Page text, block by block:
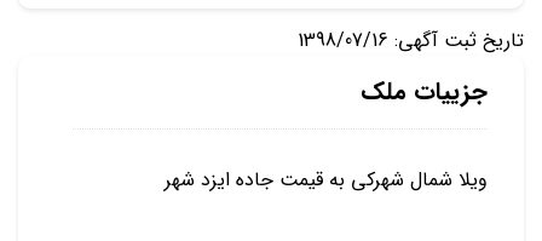
تاریخ ثبت آگهی: 1398/07/16
جزییات ملک
ویلا شمال شهرکی به قیمت جاده ایزد شهر